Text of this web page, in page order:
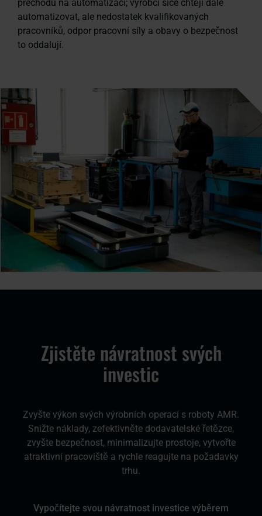
přechodu na automatizaci; výrobci sice chtějí dále
automatizovat, ale nedostatek kvalifikovaných
pracovníků, odpor pracovní síly a obavy o bezpečnost
to oddalují.
Zjistěte návratnost svých
investic
Zvyšte výkon svých výrobních operací s roboty AMR.
Snižte náklady, zefektivněte dodavatelské řetězce,
zvyšte bezpečnost, minimalizujte prostoje, vytvořte
atraktivní pracoviště a rychle reagujte na požadavky
trhu.
Vypočítejte svou návratnost investice výběrem